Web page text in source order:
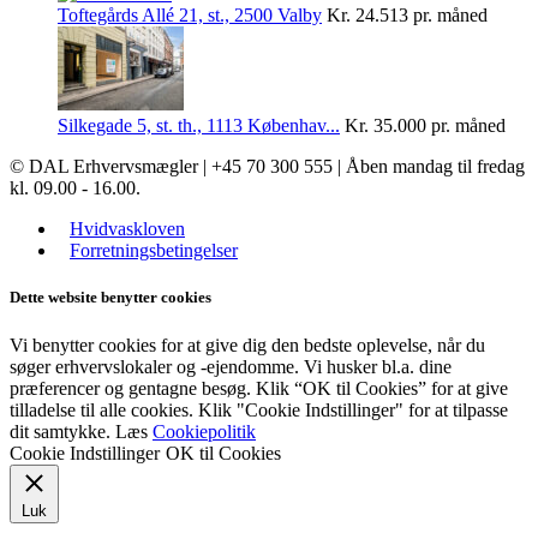
Toftegårds Allé 21, st., 2500 Valby Kr. 24.513 pr. måned
Silkegade 5, st. th., 1113 Københav... Kr. 35.000 pr. måned
© DAL Erhvervsmægler | +45 70 300 555 | Åben mandag til fredag
kl. 09.00 - 16.00.
Hvidvaskloven
Forretningsbetingelser
Dette website benytter cookies
Vi benytter cookies for at give dig den bedste oplevelse, når du
søger erhvervslokaler og -ejendomme. Vi husker bl.a. dine
præferencer og gentagne besøg. Klik “OK til Cookies” for at give
tilladelse til alle cookies. Klik "Cookie Indstillinger" for at tilpasse
dit samtykke. Læs Cookiepolitik
Cookie Indstillinger OK til Cookies
Luk